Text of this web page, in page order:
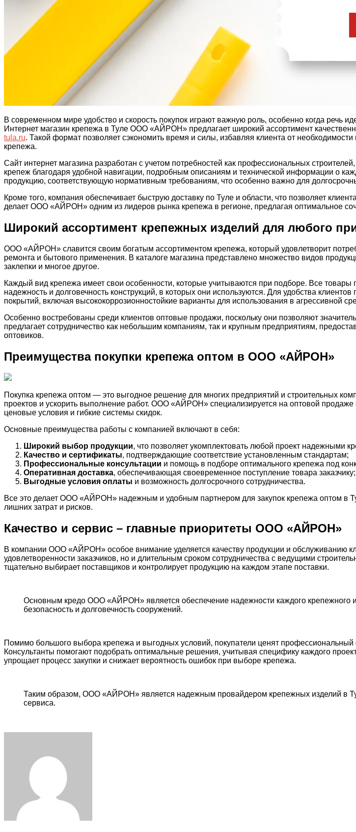
В современном мире удобство и скорость покупок играют важную роль, особенно когда речь
Интернет магазин крепежа в Туле ООО «АЙРОН» предлагает широкий ассортимент
tula.ru. Такой формат позволяет сэкономить время и силы, избавляя клиента от
крепежа.
Сайт интернет магазина разработан с учетом потребностей как профессиональных
крепеж благодаря удобной навигации, подробным описаниям и технической информации о
продукцию, соответствующую нормативным требованиям, что особенно важно для
Кроме того, компания обеспечивает быструю доставку по Туле и области, что позволяет
делает ООО «АЙРОН» одним из лидеров рынка крепежа в регионе, предлагая оптимальное
Широкий ассортимент крепежных изделий для любого
ООО «АЙРОН» славится своим богатым ассортиментом крепежа, который удовлетворит
ремонта и бытового применения. В каталоге магазина представлено множество видов
заклепки и многое другое.
Каждый вид крепежа имеет свои особенности, которые учитываются при подборе. Все товары
надежность и долговечность конструкций, в которых они используются. Для удобства
покрытий, включая высококоррозионностойкие варианты для использования в агрессивной
Особенно востребованы среди клиентов оптовые продажи, поскольку они позволяют
предлагает сотрудничество как небольшим компаниям, так и крупным предприятиям,
оптовиков.
Преимущества покупки крепежа оптом в ООО «АЙРОН»
Покупка крепежа оптом — это выгодное решение для многих предприятий и строительных
проектов и ускорить выполнение работ. ООО «АЙРОН» специализируется на оптовой
ценовые условия и гибкие системы скидок.
Основные преимущества работы с компанией включают в себя:
Широкий выбор продукции, что позволяет укомплектовать любой проект надежными
Качество и сертификаты, подтверждающие соответствие установленным стандартам;
Профессиональные консультации и помощь в подборе оптимального крепежа под
Оперативная доставка, обеспечивающая своевременное поступление товара заказчику;
Выгодные условия оплаты и возможность долгосрочного сотрудничества.
Все это делает ООО «АЙРОН» надежным и удобным партнером для закупок крепежа оптом в
лишних затрат и рисков.
Качество и сервис – главные приоритеты ООО «АЙРОН»
В компании ООО «АЙРОН» особое внимание уделяется качеству продукции и обслуживанию
удовлетворенности заказчиков, но и длительным сроком сотрудничества с ведущими
тщательно выбирает поставщиков и контролирует продукцию на каждом этапе поставки.
Основным кредо ООО «АЙРОН» является обеспечение надежности каждого крепежного
безопасность и долговечность сооружений.
Помимо большого выбора крепежа и выгодных условий, покупатели ценят профессиональный
Консультанты помогают подобрать оптимальные решения, учитывая специфику каждого
упрощает процесс закупки и снижает вероятность ошибок при выборе крепежа.
Таким образом, ООО «АЙРОН» является надежным провайдером крепежных изделий в
сервиса.